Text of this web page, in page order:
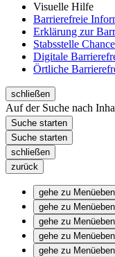
Visuelle Hilfe
Barrierefreie
Erklärung zur
Stabsstelle
Digitale
Örtliche
schließen
Auf der Suche nach
schließen
zurück
gehe zu
gehe zu
gehe zu
gehe zu
gehe zu